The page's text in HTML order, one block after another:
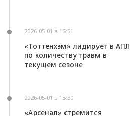
2026-05-01 в 15:51
«Тоттенхэм» лидирует в АПЛ
по количеству травм в
текущем сезоне
2026-05-01 в 15:30
«Арсенал» стремится